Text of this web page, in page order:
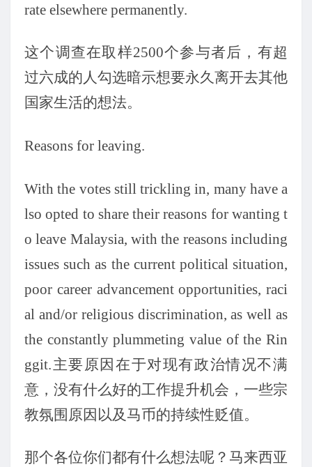
rate elsewhere permanently.
这个调查在取样2500个参与者后，有超
过六成的人勾选暗示想要永久离开去其他
国家生活的想法。
Reasons for leaving.
With the votes still trickling in, many have a
lso opted to share their reasons for wanting t
o leave Malaysia, with the reasons including
issues such as the current political situation,
poor career advancement opportunities, raci
al and/or religious discrimination, as well as
the constantly plummeting value of the Rin
ggit.主要原因在于对现有政治情况不满
意，没有什么好的工作提升机会，一些宗
教氛围原因以及马币的持续性贬值。
那个各位你们都有什么想法呢？马来西亚